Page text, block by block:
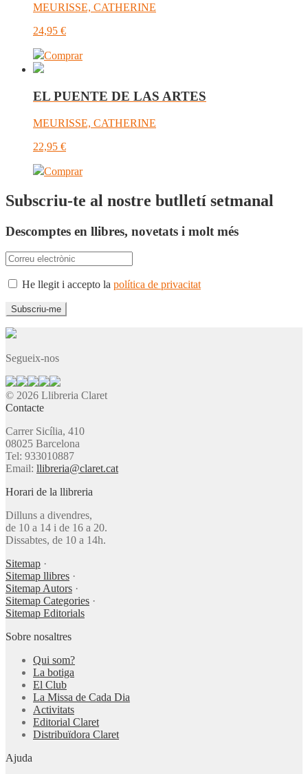
MEURISSE, CATHERINE
24,95 €
Comprar
EL PUENTE DE LAS ARTES
MEURISSE, CATHERINE
22,95 €
Comprar
Subscriu-te al nostre butlletí setmanal
Descomptes en llibres, novetats i molt més
He llegit i accepto la política de privacitat
Segueix-nos
© 2026 Llibreria Claret
Contacte
Carrer Sicília, 410
08025 Barcelona
Tel: 933010887
Email: llibreria@claret.cat
Horari de la llibreria
Dilluns a divendres,
de 10 a 14 i de 16 a 20.
Dissabtes, de 10 a 14h.
Sitemap ·
Sitemap llibres ·
Sitemap Autors ·
Sitemap Categories ·
Sitemap Editorials
Sobre nosaltres
Qui som?
La botiga
El Club
La Missa de Cada Dia
Activitats
Editorial Claret
Distribuïdora Claret
Ajuda